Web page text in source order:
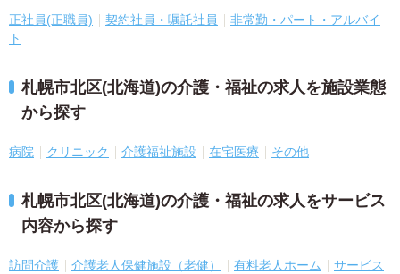
正社員(正職員) 契約社員・嘱託社員
非常勤・パート・アルバイ
ト
札幌市北区(北海道)の介護・福祉の求人を施設業態
から探す
病院 クリニック 介護福祉施設 在宅医療 その他
札幌市北区(北海道)の介護・福祉の求人をサービス
内容から探す
訪問介護 介護老人保健施設（老健） 有料老人ホーム
サービス